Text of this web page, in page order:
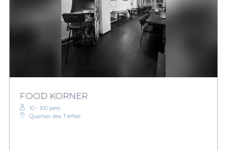
FOOD KORNER
10 - 100 pers.
Quartier des Trèfles